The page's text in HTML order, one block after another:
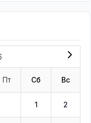
Пт Сб Вс
1 2